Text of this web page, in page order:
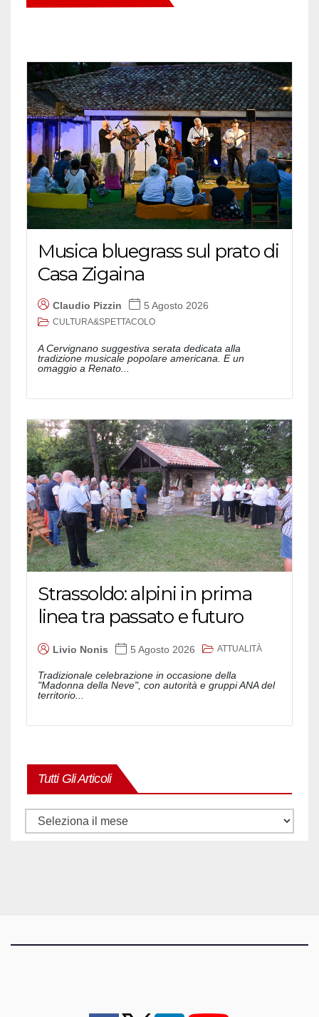
Musica bluegrass sul prato di
Casa Zigaina
Claudio Pizzin 5 Agosto 2026
CULTURA&SPETTACOLO
A Cervignano suggestiva serata dedicata alla
tradizione musicale popolare americana. E un
omaggio a Renato...
Strassoldo: alpini in prima
linea tra passato e futuro
Livio Nonis 5 Agosto 2026 ATTUALITÀ
Tradizionale celebrazione in occasione della
"Madonna della Neve", con autorità e gruppi ANA del
territorio...
Tutti Gli Articoli
Tutti